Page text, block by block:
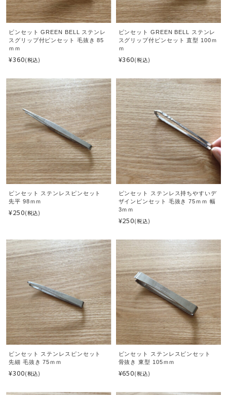
ピンセット GREEN BELL ステンレ
スグリップ付ピンセット 毛抜き 85
ｍｍ
¥360(税込)
ピンセット GREEN BELL ステンレ
スグリップ付ピンセット 直型 100ｍ
ｍ
¥360(税込)
ピンセット ステンレスピンセット
先平 98ｍｍ
¥250(税込)
ピンセット ステンレス持ちやすいデ
ザインピンセット 毛抜き 75ｍｍ 幅
3ｍｍ
¥250(税込)
ピンセット ステンレスピンセット
先細 毛抜き 75ｍｍ
¥300(税込)
ピンセット ステンレスピンセット
骨抜き 東型 105ｍｍ
¥650(税込)